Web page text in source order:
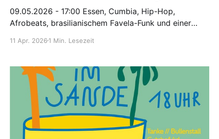
09.05.2026 - 17:00 Essen, Cumbia, Hip-Hop,
Afrobeats, brasilianischem Favela-Funk und einer
ÜBERRASCHUNGEN
11 Apr. 2026 1 Min. Lesezeit